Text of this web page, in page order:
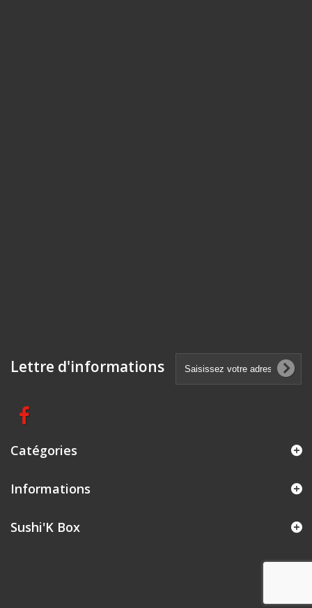
Lettre d'informations
Catégories
Informations
Sushi'K Box